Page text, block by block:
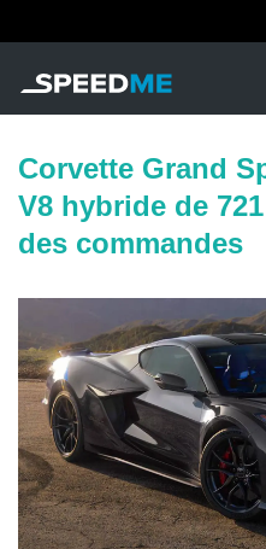
Corvette Grand
V8 hybride de
des commandes